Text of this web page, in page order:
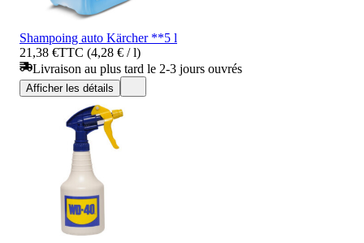
Shampoing auto Kärcher **5 l
21,38 €TTC (4,28 € / l)
Livraison au plus tard le 2-3 jours ouvrés
Afficher les détails